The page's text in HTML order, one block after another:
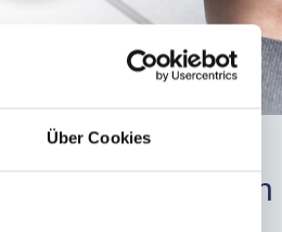
Über Cookies
Käufer finden